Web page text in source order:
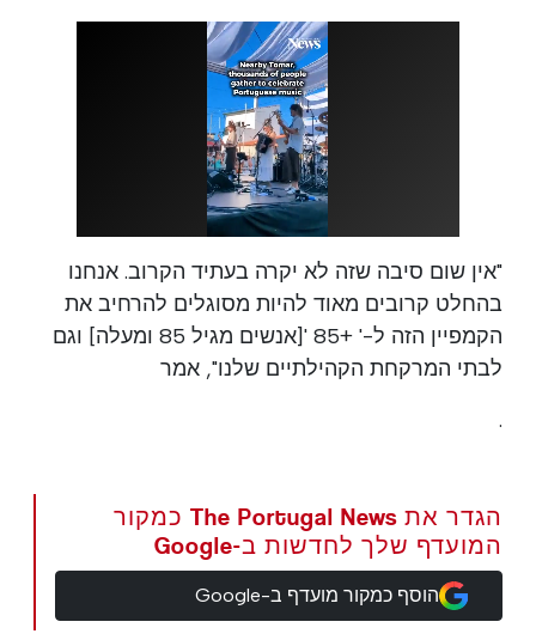
"אין שום סיבה שזה לא יקרה בעתיד הקרוב. אנחנו
בהחלט קרובים מאוד להיות מסוגלים להרחיב את
הקמפיין הזה ל-' +85 '[אנשים מגיל 85 ומעלה] וגם
לבתי המרקחת הקהילתיים שלנו", אמר
.
הגדר את The Portugal News כמקור
המועדף שלך לחדשות ב-Google
הוסף כמקור מועדף ב-Google